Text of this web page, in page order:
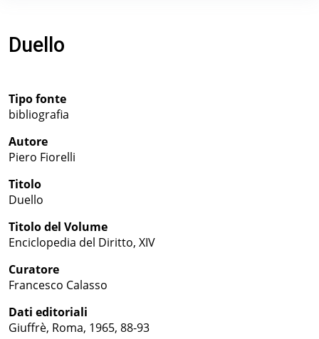
Duello
Tipo fonte
bibliografia
Autore
Piero Fiorelli
Titolo
Duello
Titolo del Volume
Enciclopedia del Diritto, XIV
Curatore
Francesco Calasso
Dati editoriali
Giuffrè, Roma, 1965, 88-93